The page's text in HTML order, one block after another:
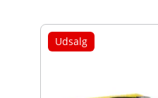
Udsalg